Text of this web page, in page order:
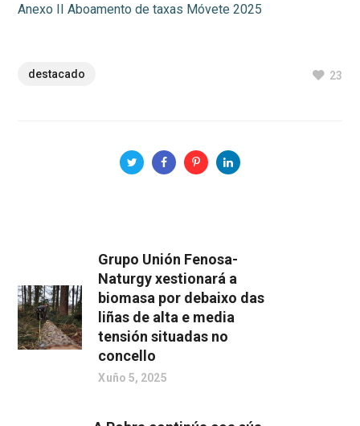
Anexo II Aboamento de taxas Móvete 2025
destacado 23
Grupo Unión Fenosa-
Naturgy xestionará a
biomasa por debaixo das
liñas de alta e media
tensión situadas no
concello
Xuño 5, 2025